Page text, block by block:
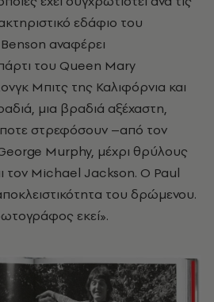
εδάφιο του
αναφέρει
του Queen Mary
Μπιτς της Καλιφόρνια και
μια βραδιά αξέχαστη,
στρεφόσουν –από τον
Murphy, μέχρι θρύλους
τον Michael Jackson. Ο Paul
του δρώμενου.
εκεί».